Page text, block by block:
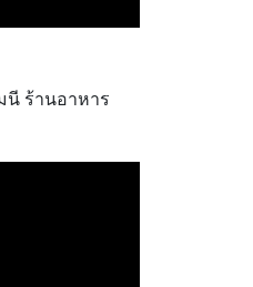
นี ร้านอาหาร